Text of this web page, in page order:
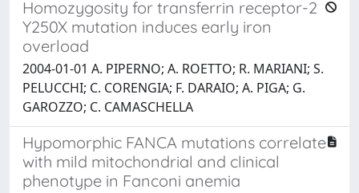
Homozygosity for transferrin receptor-2
Y250X mutation induces early iron
overload
2004-01-01 A. PIPERNO; A. ROETTO; R. MARIANI; S.
PELUCCHI; C. CORENGIA; F. DARAIO; A. PIGA; G.
GAROZZO; C. CAMASCHELLA
Hypomorphic FANCA mutations correlate
with mild mitochondrial and clinical
phenotype in Fanconi anemia